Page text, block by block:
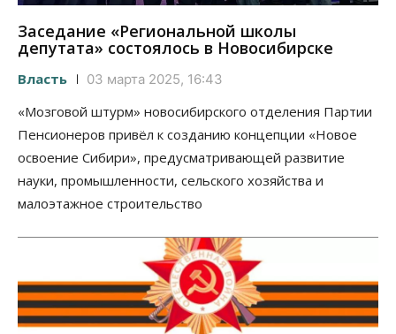
Заседание «Региональной школы
депутата» состоялось в Новосибирске
Власть 03 марта 2025, 16:43
«Мозговой штурм» новосибирского отделения Партии
Пенсионеров привёл к созданию концепции «Новое
освоение Сибири», предусматривающей развитие
науки, промышленности, сельского хозяйства и
малоэтажное строительство